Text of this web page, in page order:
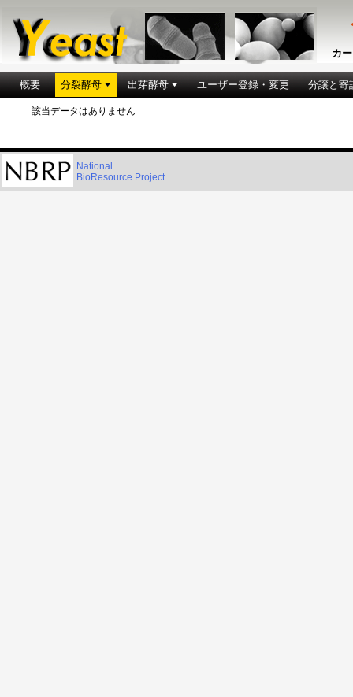
カ
概要 分裂酵母 出芽酵母 ユーザー登録・変更 分譲と寄
該当データはありません
National
BioResource Project